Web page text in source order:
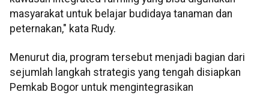
masyarakat untuk belajar budidaya tanaman dan
peternakan," kata Rudy.
Menurut dia, program tersebut menjadi bagian dari
sejumlah langkah strategis yang tengah disiapkan
Pemkab Bogor untuk mengintegrasikan